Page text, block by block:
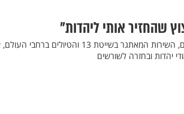
שהחזיר אותי ליהדות"
אחרי הילדות בחופיה של חיפה, הנעורים בתנועת הצופים, השירות המאתגר בשייטת 13
יהדות ובחזרה לשורשים